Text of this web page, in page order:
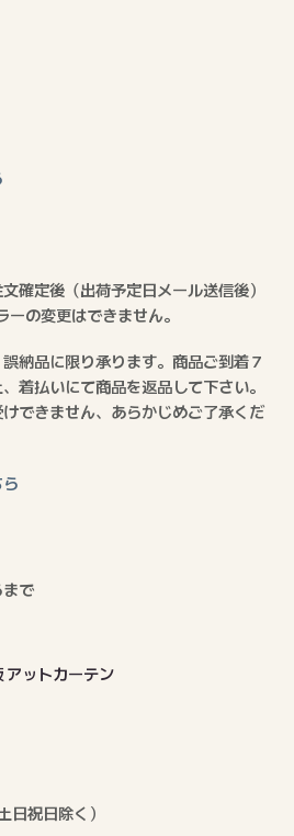
確定後（出荷予定日メール送信後）
の変更はできません。
納品に限り承ります。商品ご到着７
着払いにて商品を返品して下さい。
できません、あらかじめご了承くだ
で
アットカーテン
祝日除く）